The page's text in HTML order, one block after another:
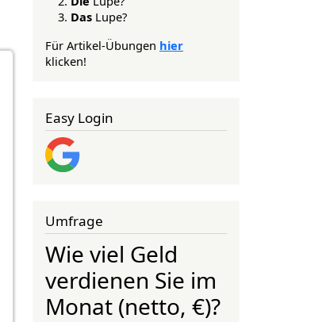
Das Lupe?
Für Artikel-Übungen hier
klicken!
Easy Login
Umfrage
Wie viel Geld
verdienen Sie im
Monat (netto, €)?